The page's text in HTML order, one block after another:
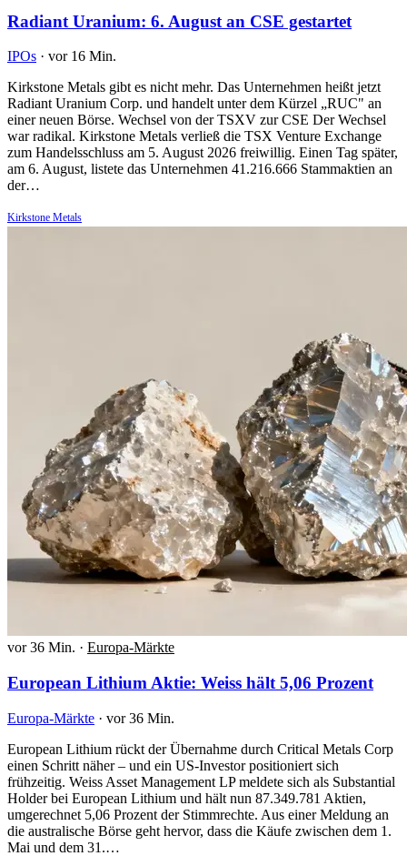
Radiant Uranium: 6. August an CSE gestartet
IPOs · vor 16 Min.
Kirkstone Metals gibt es nicht mehr. Das Unternehmen heißt jetzt
Radiant Uranium Corp. und handelt unter dem Kürzel „RUC" an
einer neuen Börse. Wechsel von der TSXV zur CSE Der Wechsel
war radikal. Kirkstone Metals verließ die TSX Venture Exchange
zum Handelsschluss am 5. August 2026 freiwillig. Einen Tag später,
am 6. August, listete das Unternehmen 41.216.666 Stammaktien an
der…
Kirkstone Metals
vor 36 Min. · Europa-Märkte
European Lithium Aktie: Weiss hält 5,06 Prozent
Europa-Märkte · vor 36 Min.
European Lithium rückt der Übernahme durch Critical Metals Corp
einen Schritt näher – und ein US-Investor positioniert sich
frühzeitig. Weiss Asset Management LP meldete sich als Substantial
Holder bei European Lithium und hält nun 87.349.781 Aktien,
umgerechnet 5,06 Prozent der Stimmrechte. Aus einer Meldung an
die australische Börse geht hervor, dass die Käufe zwischen dem 1.
Mai und dem 31.…